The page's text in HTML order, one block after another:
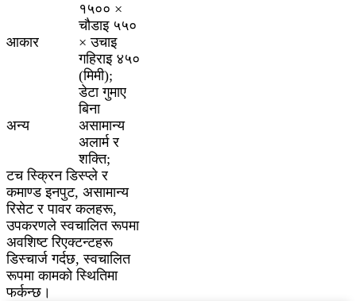
आकार
१५०० ×
चौडाइ ५५०
× उचाइ
गहिराइ ४५०
(मिमी);
अन्य
डेटा गुमाए
बिना
असामान्य
अलार्म र
शक्ति;
टच स्क्रिन डिस्प्ले र
कमाण्ड इनपुट, असामान्य
रिसेट र पावर कलहरू,
उपकरणले स्वचालित रूपमा
अवशिष्ट रिएक्टन्टहरू
डिस्चार्ज गर्दछ, स्वचालित
रूपमा कामको स्थितिमा
फर्कन्छ।